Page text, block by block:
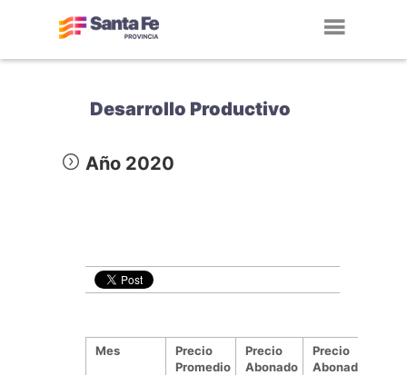
Desarrollo Productivo
Año 2020
Mes
Precio
Promedio
Precio
Abonado
Precio
Abonado